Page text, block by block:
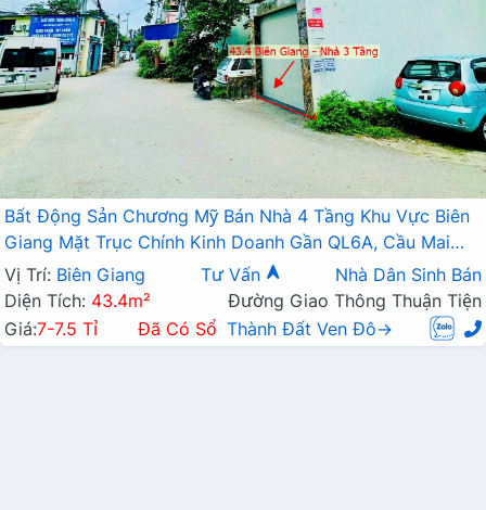
Bất Động Sản Chương Mỹ Bán Nhà 4 Tầng Khu Vực Biên
Giang Mặt Trục Chính Kinh Doanh Gần QL6A, Cầu Mai
Lĩnh Đang Mở Rộng
Vị Trí: Biên Giang Tư Vấn
Nhà Dân Sinh Bán
Diện Tích: 43.4m²
Đường Giao Thông Thuận Tiện
Giá:7-7.5 Tỉ Đã Có Sổ Thành Đất Ven Đô→